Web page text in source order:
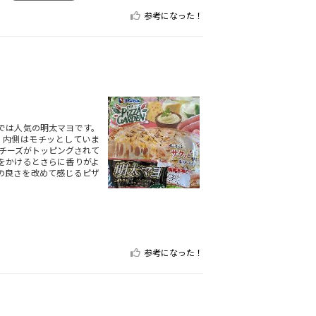
参考になった！
人気の明太マヨです。
側はモチッとしていま
ーズがトッピングされて
かけるとさらに香りがよ
良さを改めて感じるピザ
参考になった！